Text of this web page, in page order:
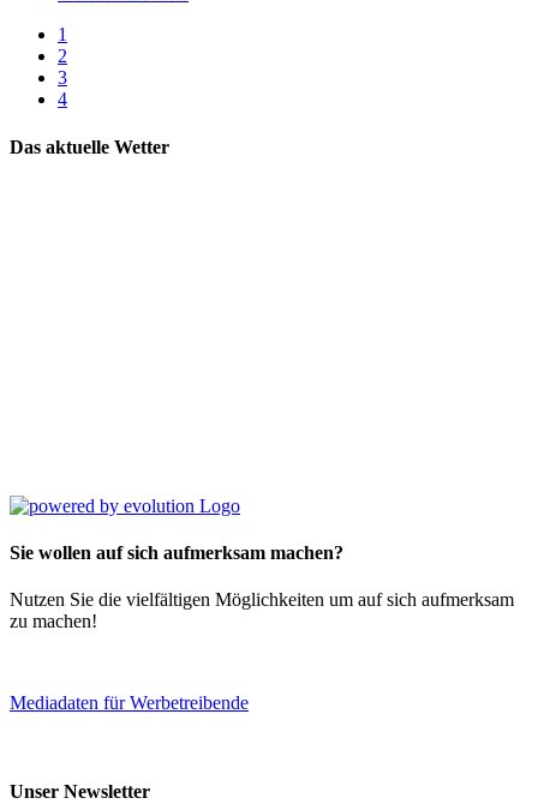
1
2
3
4
Das aktuelle Wetter
Sie wollen auf sich aufmerksam machen?
Nutzen Sie die vielfältigen Möglichkeiten um auf sich aufmerksam
zu machen!
Mediadaten für Werbetreibende
Unser Newsletter